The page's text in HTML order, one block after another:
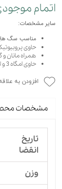
اتمام
سایر مشخصات:
مناسب سگ
حاوی
همراه مانان و
حاوی امگاه 3 و امگا 6
افزودن به
مشخصات
تاریخ
انقضا
وزن